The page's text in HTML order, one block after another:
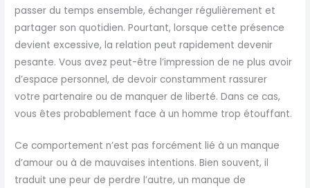
passer du temps ensemble, échanger régulièrement et
partager son quotidien. Pourtant, lorsque cette présence
devient excessive, la relation peut rapidement devenir
pesante. Vous avez peut-être l’impression de ne plus avoir
d’espace personnel, de devoir constamment rassurer
votre partenaire ou de manquer de liberté. Dans ce cas,
vous êtes probablement face à un homme trop étouffant.
Ce comportement n’est pas forcément lié à un manque
d’amour ou à de mauvaises intentions. Bien souvent, il
traduit une peur de perdre l’autre, un manque de